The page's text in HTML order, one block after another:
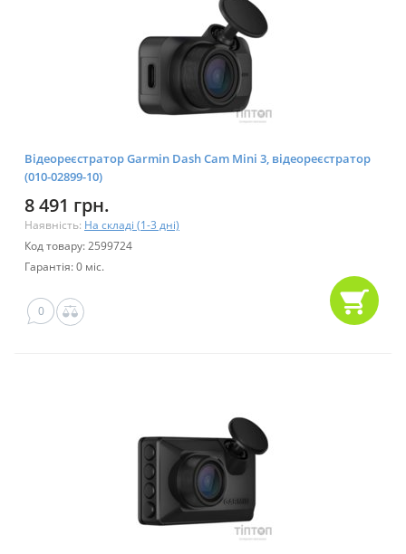
Відеореєстратор Garmin Dash Cam Mini 3, відеореєстратор
(010-02899-10)
8 491 грн.
Наявність: На складі (1-3 дні)
Код товару: 2599724
Гарантія: 0 міс.
0